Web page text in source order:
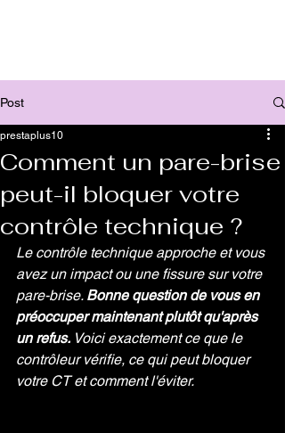
Post
Comment un pare-brise
peut-il bloquer votre
contrôle technique ?
prestaplus10
Le contrôle technique approche et vous
avez un impact ou une fissure sur votre
pare-brise. Bonne question de vous en
préoccuper maintenant plutôt qu'après
un refus. Voici exactement ce que le
contrôleur vérifie, ce qui peut bloquer
votre CT et comment l'éviter.